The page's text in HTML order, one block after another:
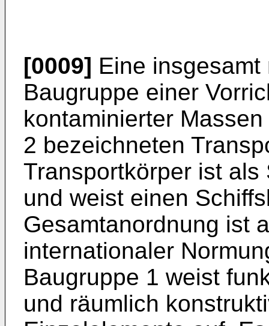
[0009] Eine
Baugruppe einer
kontaminierter
2 bezeichneten
Transportkörper ist
und weist einen
Gesamtanordnung ist
internationaler
Baugruppe 1 weist
und räumlich